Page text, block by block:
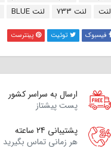
لنت
لنت 733 لنت BLUE
فیسبوک توئیت پینترست
ارسال به سراسر کشور
پست پیشتاز
پشتیبانی 24 ساعته
هر زمانی تماس بگیرید